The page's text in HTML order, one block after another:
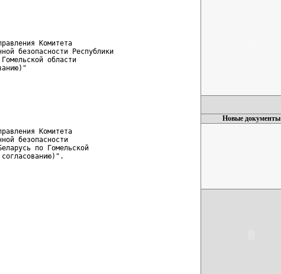
Комитета
безопасности Республики
области
Комитета
безопасности
по Гомельской
Новые документы